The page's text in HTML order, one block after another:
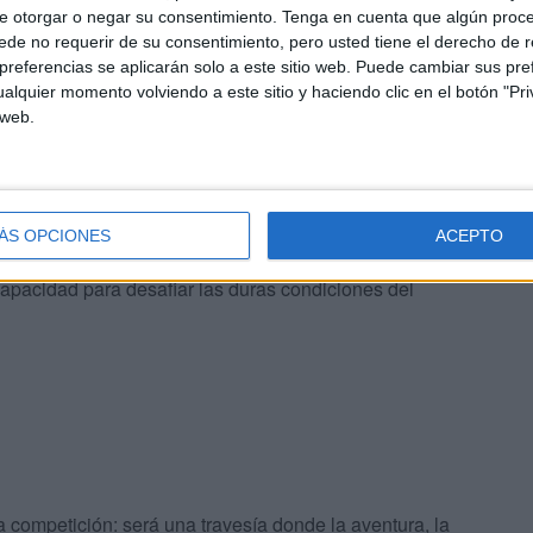
otorgar o negar su consentimiento. Tenga en cuenta que algún
no requerir de su consentimiento, pero usted tiene el derecho de
se aplicarán solo a este sitio web. Puede cambiar sus
momento volviendo a este sitio y haciendo clic en el botón
OPCIONES ACEPTO
edición, que reunirá 94 modelos clásicos de 28
que han marcado una época.
205, el Seat Marbella, el Renault 4, el resistente
Citroën C15, el Fiat Punto, el entrañable Seat
para desafiar las duras condiciones del
será una travesía donde la aventura, la